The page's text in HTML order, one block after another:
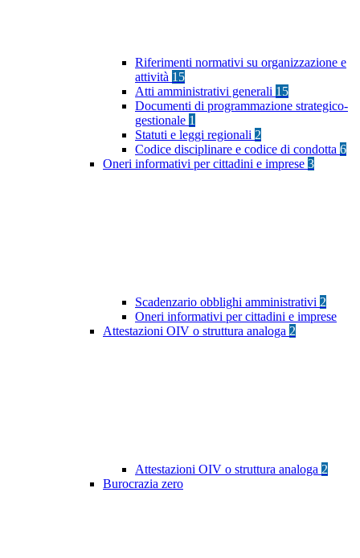
Riferimenti normativi su organizzazione e
attività 15
Atti amministrativi generali 15
Documenti di programmazione strategico-
gestionale 1
Statuti e leggi regionali 2
Codice disciplinare e codice di condotta 6
Oneri informativi per cittadini e imprese 3
Scadenzario obblighi amministrativi 2
Oneri informativi per cittadini e imprese
Attestazioni OIV o struttura analoga 2
Attestazioni OIV o struttura analoga 2
Burocrazia zero